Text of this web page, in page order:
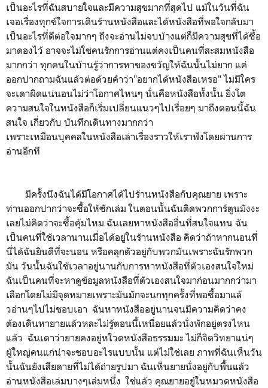
เป็นอะไรที่ฉันสบายใจและมีความสุขมากที่สุดไป แม้ในวันที่ฉัน
เจอเรื่องทุกข์ใจการเดินร้านหนังสือและได้หนังสือที่พอใจกลับมา
เป็นอะไรที่ดีต่อใจมากๆ ถึงจะอ่านไม่จบบ้างแต่ก็มีความสุขที่ได้ซื้อ
มาดองไว้ อาจจะไม่ใช่คนรักการอ่านแต่คงเป็นคนที่สะสมหนังสือ
มากกว่า ทุกคนในบ้านรู้ว่าการหาของขวัญให้ฉันนั้นไม่ยาก แค่
ออกปากถามฉันแล้วต่อด้วยคำว่า"อยากได้หนังสือเหรอ" ไม่มีใคร
จะเดาผิดแน่นอนไม่ว่าโอกาศไหนๆ นั่นคือหนังสือทั้งนั้น ยิ่งโต
ความสนใจในหนังสือก็เริ่มเปลี่ยนแนวๆไปเรื่อยๆ มาถึงตอนนี้ฉัน
สนใจ เกี่ยวกับ บันทึกเดินทางมากกว่า
เพราะเหมือนบุคคลในหนังสือเล่าเรื่องราวให้เราฟังโดยผ่านการ
อ่านอีกที
มีครั้งนึงฉันได้มีโอกาศได้ไปร้านหนังสือกับคุณยาย เพราะ
ท่านออกปากว่าจะซื้อให้ซักเล่ม ในตอนนั้นฉันติดพวกการ์ตูนมังงะ
เลยไม่คิดว่าจะซื้อคุ้มไหม ฉันเลยหาหนังสืออื่นที่สนใจแทน ฉัน
เป็นคนที่ใช้เวลานานเมื่อได้อยู่ในร้านหนังสือ คิดว่าถ้าหากนอนที่
นี่ได้ฉันยินดีที่จะนอน หรือคลุกตัวอยู่กับพวกมันเพราะฉันรักพวก
มัน วันนั้นฉันใช้เวลาอยู่นานกับการหาหนังสือที่ตัวเองสนใจใหม่
ฉันเป็นคนที่จะหาดูข้อมูลหนังสือที่ตัวเองสนใจมาก่อนมากกว่ามา
เลือกโดยไม่มีจุดหมายเพราะมันมักจะนกทุกครั้งที่พอซื้อมาแล้
วอ่านๆไปไม่ชอบเอา ฉันหาหนังสืออยู่นานจนมีความคิดว่าคง
ต้องเดินหายายแล้วหละไม่รู้ตอนนี้เหนื่อยแล้วนั่งพักอยู่ตรงไหน
แล้ว ฉันเดาว่ายายคงอยู่หใวดหนังสือธรรมมะ ไม่ก็จิตวิทยาแน่ๆ
ผู้ใหญ่คนแก่น่าจะชอบอะไรแบบนั้น แต่ไม่ใช่เลย ภาพที่ฉันเห็นวัน
นั้นฉันยังเสียดายที่ไม่ได้ถ่ายรูปมา ฉันเห็นยายนั่งอยู่กับพื้นแล้ว
อ่านหนังสือเล่มบางๆเล่มหนึ่ง ใช่แล้ว คุณยายอยู่ในหมวดหนังสือ